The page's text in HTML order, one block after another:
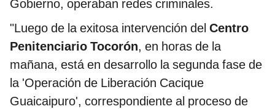
Gobierno, operaban redes criminales.
"Luego de la exitosa intervención del Centro
Penitenciario Tocorón, en horas de la
mañana, está en desarrollo la segunda fase de
la 'Operación de Liberación Cacique
Guaicaipuro', correspondiente al proceso de